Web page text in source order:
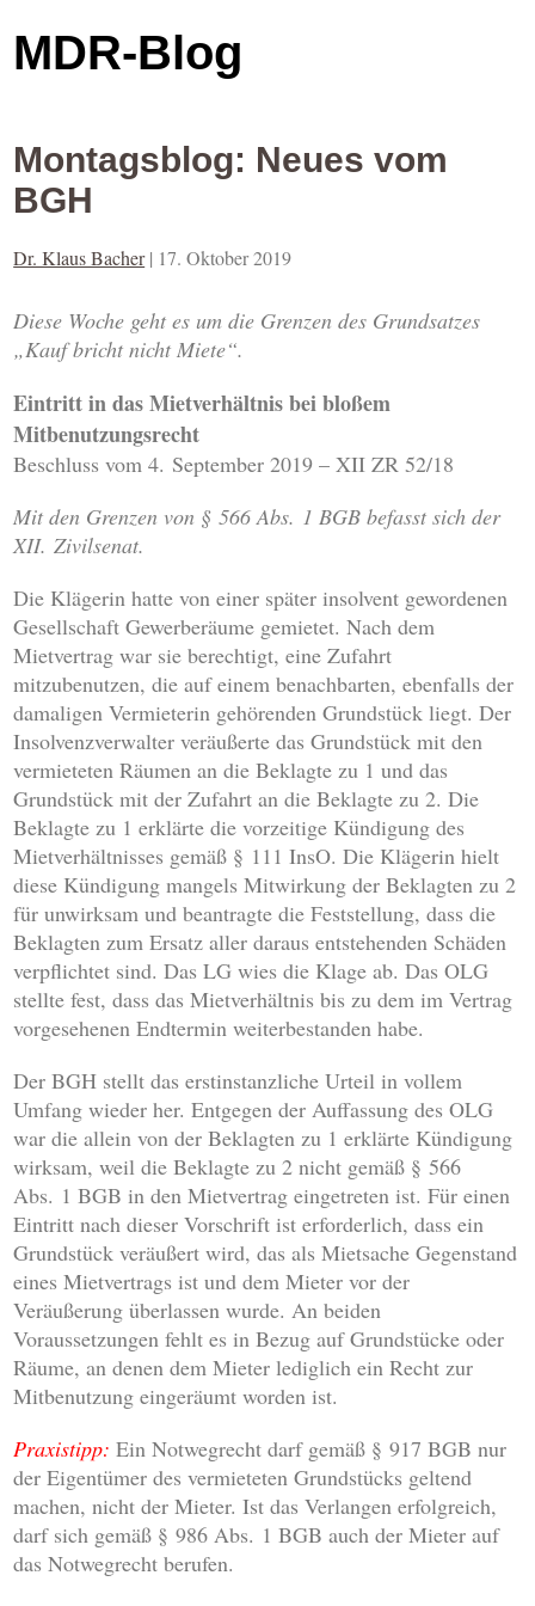
MDR-Blog
Montagsblog: Neues vom
BGH
Dr. Klaus Bacher | 17. Oktober 2019
Diese Woche geht es um die Grenzen des Grundsatzes
„Kauf bricht nicht Miete“.
Eintritt in das Mietverhältnis bei bloßem
Mitbenutzungsrecht
Beschluss vom 4. September 2019 – XII ZR 52/18
Mit den Grenzen von § 566 Abs. 1 BGB befasst sich der
XII. Zivilsenat.
Die Klägerin hatte von einer später insolvent gewordenen
Gesellschaft Gewerberäume gemietet. Nach dem
Mietvertrag war sie berechtigt, eine Zufahrt
mitzubenutzen, die auf einem benachbarten, ebenfalls der
damaligen Vermieterin gehörenden Grundstück liegt. Der
Insolvenzverwalter veräußerte das Grundstück mit den
vermieteten Räumen an die Beklagte zu 1 und das
Grundstück mit der Zufahrt an die Beklagte zu 2. Die
Beklagte zu 1 erklärte die vorzeitige Kündigung des
Mietverhältnisses gemäß § 111 InsO. Die Klägerin hielt
diese Kündigung mangels Mitwirkung der Beklagten zu 2
für unwirksam und beantragte die Feststellung, dass die
Beklagten zum Ersatz aller daraus entstehenden Schäden
verpflichtet sind. Das LG wies die Klage ab. Das OLG
stellte fest, dass das Mietverhältnis bis zu dem im Vertrag
vorgesehenen Endtermin weiterbestanden habe.
Der BGH stellt das erstinstanzliche Urteil in vollem
Umfang wieder her. Entgegen der Auffassung des OLG
war die allein von der Beklagten zu 1 erklärte Kündigung
wirksam, weil die Beklagte zu 2 nicht gemäß § 566
Abs. 1 BGB in den Mietvertrag eingetreten ist. Für einen
Eintritt nach dieser Vorschrift ist erforderlich, dass ein
Grundstück veräußert wird, das als Mietsache Gegenstand
eines Mietvertrags ist und dem Mieter vor der
Veräußerung überlassen wurde. An beiden
Voraussetzungen fehlt es in Bezug auf Grundstücke oder
Räume, an denen dem Mieter lediglich ein Recht zur
Mitbenutzung eingeräumt worden ist.
Praxistipp:Ein Notwegrecht darf gemäß § 917 BGB nur
der Eigentümer des vermieteten Grundstücks geltend
machen, nicht der Mieter. Ist das Verlangen erfolgreich,
darf sich gemäß § 986 Abs. 1 BGB auch der Mieter auf
das Notwegrecht berufen.